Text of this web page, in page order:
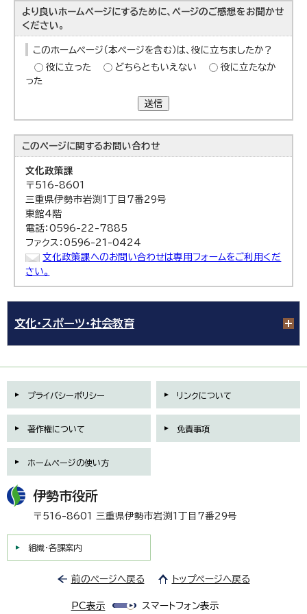
より良いホームページにするために、ページのご感想をお聞かせ
ください。
このホームページ（本ページを含む）は、役に立ちましたか？
役に立った
どちらともいえない
役に立たなか
った
送信
このページに関するお問い合わせ
文化政策課
〒516-8601
三重県伊勢市岩渕1丁目7番29号
東館4階
電話：0596-22-7885
ファクス：0596-21-0424
文化政策課へのお問い合わせは専用フォームをご利用くだ
さい。
文化・スポーツ・社会教育
プライバシーポリシー リンクについて
著作権について 免責事項
ホームページの使い方
伊勢市役所
〒516-8601 三重県伊勢市岩渕1丁目7番29号
組織・各課案内
前のページへ戻る トップページへ戻る
PC表示 スマートフォン表示